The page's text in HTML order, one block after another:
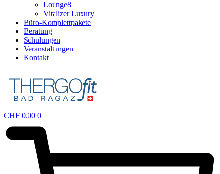
Lounge8
Vitalizer Luxury
Büro-Komplettpakete
Beratung
Schulungen
Veranstaltungen
Kontakt
CHF 0.00 0